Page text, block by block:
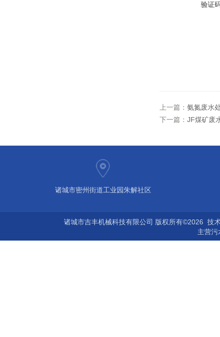
验证
上一篇： 氨氮废水
下一篇： JF煤矿废
诸城市密州街道工业园朱解社区
诸城市吉丰机械科技有限公司 版权所有©2026 技
主营污